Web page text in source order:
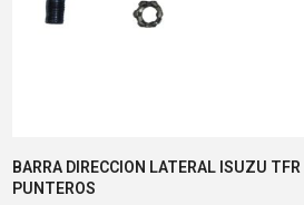
BARRA DIRECCION LATERAL ISUZU
PUNTEROS